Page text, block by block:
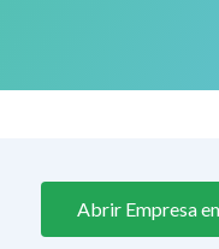
Abrir Empresa